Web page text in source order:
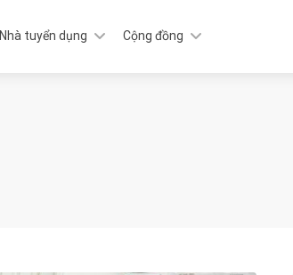
Nhà tuyển dụng Cộng đồng